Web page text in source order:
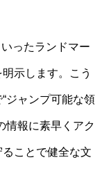
ったランドマー
示します。こう
ジャンプ可能な領
情報に素早くアク
ことで健全な文